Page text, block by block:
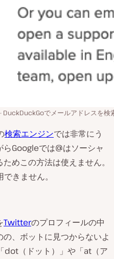
DuckDuckGoでメールアドレスを検
検索エンジンでは非常にう
Googleでは@はソーシャ
めこの方法は使えません。
きません。
Twitterのプロフィールの中
、ボットに見つからないよ
dot（ドット）」や「at（ア